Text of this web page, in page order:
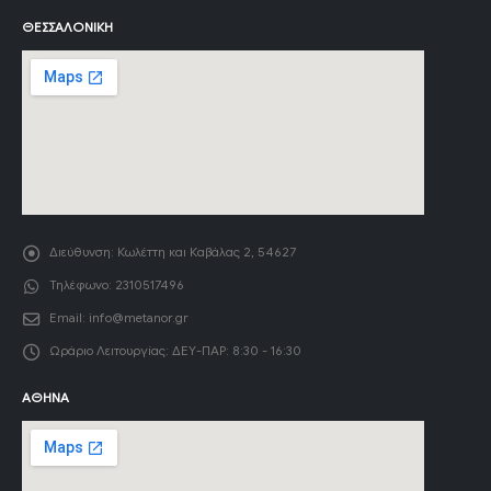
ΘΕΣΣΑΛΟΝΊΚΗ
Διεύθυνση: Κωλέττη και Καβάλας 2, 54627
Τηλέφωνο: 2310517496
Email: info@metanor.gr
Ωράριο Λειτουργίας: ΔΕΥ-ΠΑΡ: 8:30 - 16:30
ΑΘΉΝΑ